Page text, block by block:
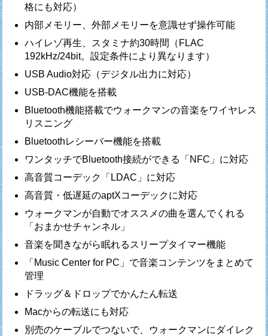
格にも対応）
内部メモリー、外部メモリーを意識せず操作可能
ハイレゾ再生、スタミナ約30時間（FLAC
192kHz/24bit。設定条件により異なります）
USB Audio対応（デジタル出力に対応）
USB-DAC機能を搭載
Bluetooth機能搭載でウォークマンの音楽をワイヤレス
リスニング
Bluetoothレシーバー機能を搭載
ワンタッチでBluetooth接続ができる「NFC」に対応
高音質コーデック「LDAC」に対応
高音質・低遅延のaptXコーデックに対応
ウォークマンが自動でオススメの曲を選んでくれる
「おまかせチャンネル」
音楽を聞きながら眠れるスリープタイマー機能
「Music Center for PC」で音楽コンテンツをまとめて
管理
ドラッグ＆ドロップでかんたん転送
Macからの転送にも対応
別売のケーブルでつないで、ウォークマンにダイレク